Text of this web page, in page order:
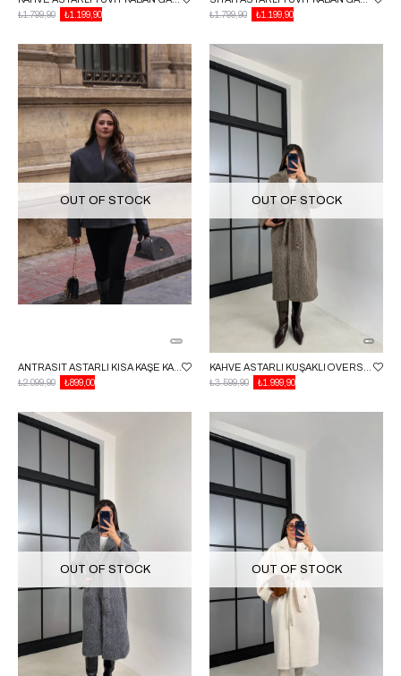
₺1.199,90
₺1.799,90
₺1.199,90
₺1.799,90
OUT OF STOCK
₺899,00
₺2.099,90
OUT OF STOCK
₺1.999,90
₺3.599,90
OUT OF STOCK OUT OF STOCK